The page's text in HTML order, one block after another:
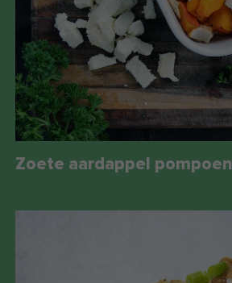
Zoete aardappel pompoen